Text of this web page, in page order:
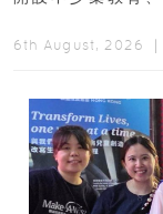
6th August, 2026 ｜